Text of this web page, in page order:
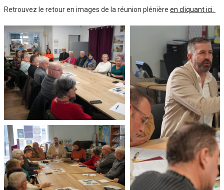
Retrouvez le retour en images de la réunion plénière en cliquant ici.